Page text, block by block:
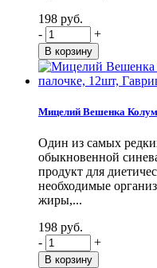
198 руб.
-
+
Мицелий Вешенка
Один из самых
обыкновенной
продукт для
необходимые
жиры,...
198 руб.
-
+